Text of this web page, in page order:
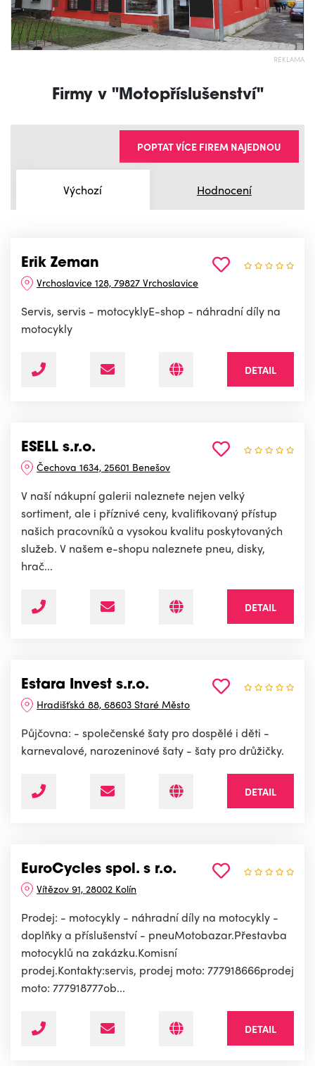
REKLAMA
Firmy v "Motopříslušenství"
Výchozí Hodnocení
POPTAT VÍCE FIREM NAJEDNOU
Erik Zeman
Vrchoslavice 128, 79827 Vrchoslavice
Servis, servis - motocyklyE-shop - náhradní díly na
motocykly
DETAIL
ESELL s.r.o.
Čechova 1634, 25601 Benešov
V naší nákupní galerii naleznete nejen velký
sortiment, ale i příznivé ceny, kvalifikovaný přístup
našich pracovníků a vysokou kvalitu poskytovaných
služeb. V našem e-shopu naleznete pneu, disky,
hrač...
DETAIL
Estara Invest s.r.o.
Hradišťská 88, 68603 Staré Město
Půjčovna: - společenské šaty pro dospělé i děti -
karnevalové, narozeninové šaty - šaty pro drůžičky.
DETAIL
EuroCycles spol. s r.o.
Vítězov 91, 28002 Kolín
Prodej: - motocykly - náhradní díly na motocykly -
doplňky a příslušenství - pneuMotobazar.Přestavba
motocyklů na zakázku.Komisní
prodej.Kontakty:servis, prodej moto: 777918666prodej
moto: 777918777ob...
DETAIL